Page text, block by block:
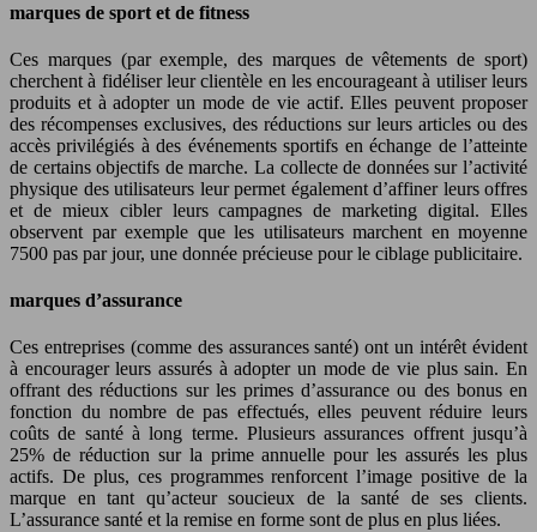
marques de sport et de fitness
Ces marques (par exemple, des marques de vêtements de sport)
cherchent à fidéliser leur clientèle en les encourageant à utiliser leurs
produits et à adopter un mode de vie actif. Elles peuvent proposer
des récompenses exclusives, des réductions sur leurs articles ou des
accès privilégiés à des événements sportifs en échange de l’atteinte
de certains objectifs de marche. La collecte de données sur l’activité
physique des utilisateurs leur permet également d’affiner leurs offres
et de mieux cibler leurs campagnes de marketing digital. Elles
observent par exemple que les utilisateurs marchent en moyenne
7500 pas par jour, une donnée précieuse pour le ciblage publicitaire.
marques d’assurance
Ces entreprises (comme des assurances santé) ont un intérêt évident
à encourager leurs assurés à adopter un mode de vie plus sain. En
offrant des réductions sur les primes d’assurance ou des bonus en
fonction du nombre de pas effectués, elles peuvent réduire leurs
coûts de santé à long terme. Plusieurs assurances offrent jusqu’à
25% de réduction sur la prime annuelle pour les assurés les plus
actifs. De plus, ces programmes renforcent l’image positive de la
marque en tant qu’acteur soucieux de la santé de ses clients.
L’assurance santé et la remise en forme sont de plus en plus liées.